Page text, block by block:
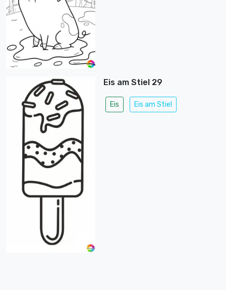
Eis am Stiel 29
Eis Eis am Stiel